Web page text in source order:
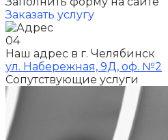
Заказать услугу
04
Наш адрес в г. Челябинск
ул. Набережная, 9Д, оф. №2
Сопутствующие услуги